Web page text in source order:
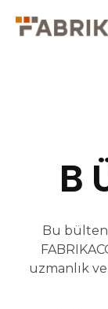
Bu bülten
uzmanlık ve